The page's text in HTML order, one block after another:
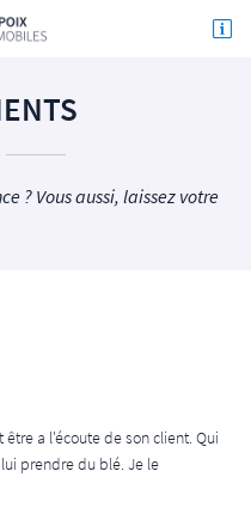

propositions commerciales à l'adresse
à tout moment en utilisant
? Vous aussi, laissez votre
a l'écoute de son client. Qui
prendre du blé. Je le